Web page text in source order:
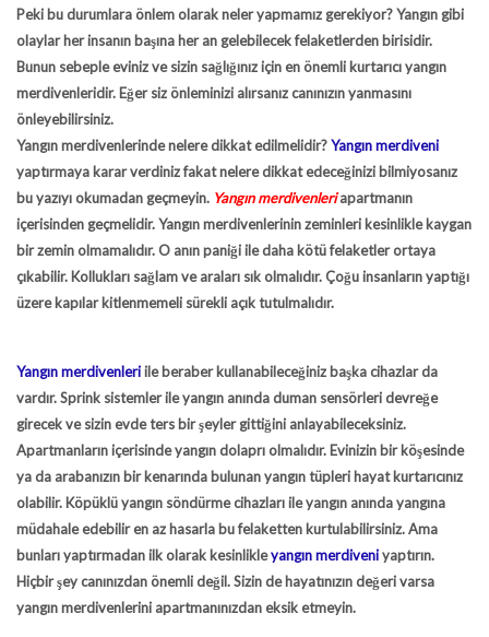
Peki bu durumlara önlem olarak neler yapmamız gerekiyor? Yangın gibi
olaylar her insanın başına her an gelebilecek felaketlerden birisidir.
Bunun sebeple eviniz ve sizin sağlığınız için en önemli kurtarıcı yangın
merdivenleridir. Eğer siz önleminizi alırsanız canınızın yanmasını
önleyebilirsiniz.
Yangın merdivenlerinde nelere dikkat edilmelidir?Yangın merdiveni
yaptırmaya karar verdiniz fakat nelere dikkat edeceğinizi bilmiyosanız
bu yazıyı okumadan geçmeyin. Yangın merdivenleriapartmanın
içerisinden geçmelidir. Yangın merdivenlerinin zeminleri kesinlikle kaygan
bir zemin olmamalıdır. O anın paniği ile daha kötü felaketler ortaya
çıkabilir. Kollukları sağlam ve araları sık olmalıdır. Çoğu insanların yaptığı
üzere kapılar kitlenmemeli sürekli açık tutulmalıdır.
Yangın merdivenleriile beraber kullanabileceğiniz başka cihazlar da
vardır. Sprink sistemler ile yangın anında duman sensörleri devreğe
girecek ve sizin evde ters bir şeyler gittiğini anlayabileceksiniz.
Apartmanların içerisinde yangın dolaprı olmalıdır. Evinizin bir köşesinde
ya da arabanızın bir kenarında bulunan yangın tüpleri hayat kurtarıcınız
olabilir. Köpüklü yangın söndürme cihazları ile yangın anında yangına
müdahale edebilir en az hasarla bu felaketten kurtulabilirsiniz. Ama
bunları yaptırmadan ilk olarak kesinlikleyangın merdiveniyaptırın.
Hiçbir şey canınızdan önemli değil. Sizin de hayatınızın değeri varsa
yangın merdivenlerini apartmanınızdan eksik etmeyin.